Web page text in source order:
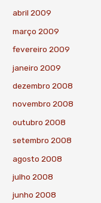
abril 2009
março 2009
fevereiro 2009
janeiro 2009
dezembro 2008
novembro 2008
outubro 2008
setembro 2008
agosto 2008
julho 2008
junho 2008